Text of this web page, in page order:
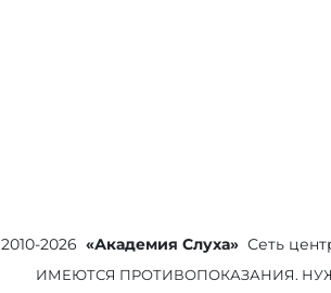
2010-2026 «Академия Слуха» Сеть
ИМЕЮТСЯ ПРОТИВОПОКАЗАНИЯ.